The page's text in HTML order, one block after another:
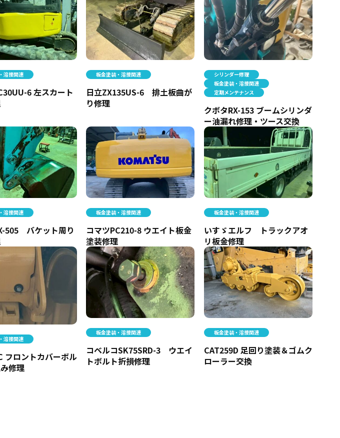
溶接関連
6 左スカート
板金塗装・溶接関連
日立ZX135US-6 排土板曲が
り修理
シリンダー修理
板金塗装・溶接関連
定期メンテナンス
クボタRX-153 ブームシリンダ
ー油漏れ修理・ツース交換
溶接関連
505 バケット周り
板金塗装・溶接関連
コマツPC210-8 ウエイト板金
塗装修理
板金塗装・溶接関連
いすゞエルフ トラックアオ
リ板金修理
溶接関連
フロントカバーボル
修理
板金塗装・溶接関連
コベルコSK75SRD-3 ウエイ
トボルト折損修理
板金塗装・溶接関連
CAT259D 足回り塗装＆ゴムク
ローラー交換